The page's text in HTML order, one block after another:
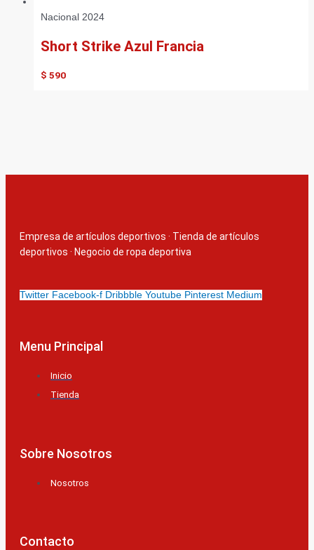
Nacional 2024
Short Strike Azul Francia
$ 590
Empresa de artículos deportivos · Tienda de artículos
deportivos · Negocio de ropa deportiva
Twitter Facebook-f Dribbble Youtube Pinterest Medium
Menu Principal
Inicio
Tienda
Sobre Nosotros
Nosotros
Contacto